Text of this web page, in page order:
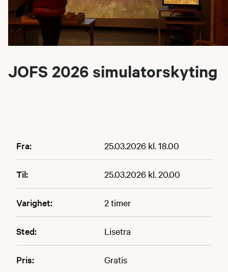
JOFS 2026 simulatorskyting
Fra: 25.03.2026 kl. 18.00
Til: 25.03.2026 kl. 20.00
Varighet: 2 timer
Sted: Lisetra
Pris: Gratis